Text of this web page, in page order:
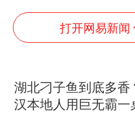
央视
打开网易新闻
湖北刁子鱼到底多香
汉本地人用巨无霸一